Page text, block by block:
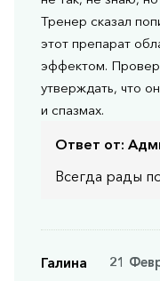
Тренер сказал
этот препарат
эффектом.
утверждать, что
и спазмах.
Ответ от:
Всегда рады
Галина
21